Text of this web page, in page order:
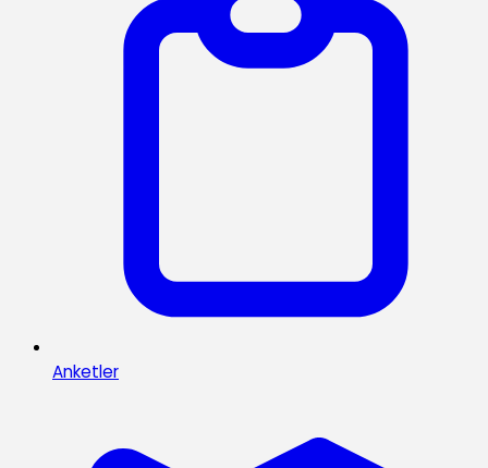
Anketler